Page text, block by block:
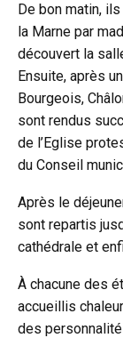
De bon matin,
la Marne par
découvert la
Ensuite, après
Bourgeois,
sont rendus
de l’Eglise
du Conseil
Après le
sont repartis
cathédrale et
À chacune des
accueillis
des